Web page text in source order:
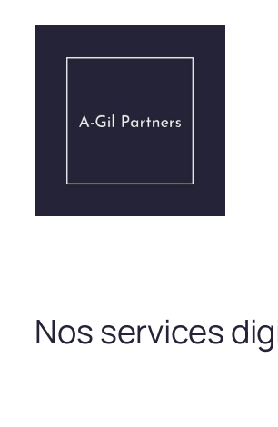
contenu
Nos services